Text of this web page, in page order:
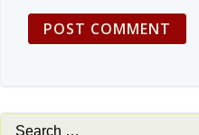
Search